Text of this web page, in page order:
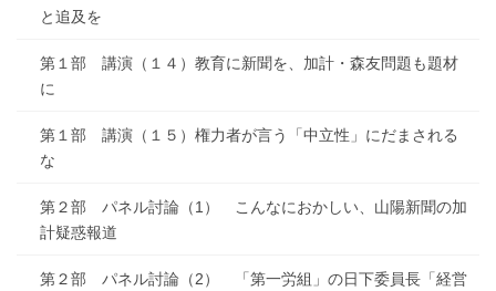
と追及を
第１部 講演（１４）教育に新聞を、加計・森友問題も題材
に
第１部 講演（１５）権力者が言う「中立性」にだまされる
な
第２部 パネル討論（1） こんなにおかしい、山陽新聞の加
計疑惑報道
第２部 パネル討論（2） 「第一労組」の日下委員長「経営